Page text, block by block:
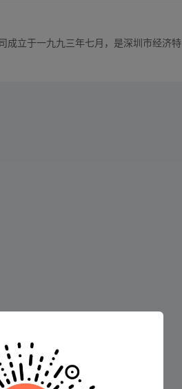
成立于一九九三年七月，是深圳市经济特